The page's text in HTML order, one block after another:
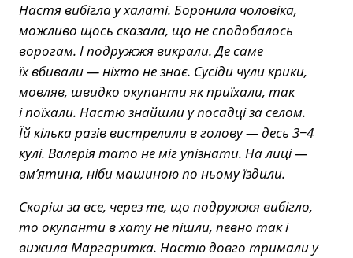
Настя вибігла у халаті. Боронила чоловіка,
можливо щось сказала, що не сподобалось
ворогам. І подружжя викрали. Де саме
їх вбивали — ніхто не знає. Сусіди чули крики,
мовляв, швидко окупанти як приїхали, так
і поїхали. Настю знайшли у посадці за селом.
Їй кілька разів вистрелили в голову — десь 3−4
кулі. Валерія тато не міг упізнати. На лиці —
вм’ятина, ніби машиною по ньому їздили.
Скоріш за все, через те, що подружжя вибігло,
то окупанти в хату не пішли, певно так і
вижила Маргаритка. Настю довго тримали у